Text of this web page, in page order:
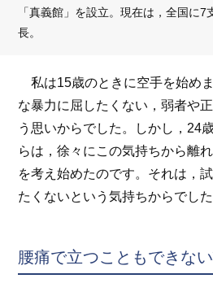
「真義館」を設立。現在は，全国に
長。
私は15歳のときに空手を始め
な暴力に屈したくない，弱者や
う思いからでした。しかし，24
らは，徐々にこの気持ちから離
を考え始めたのです。それは，
たくないという気持ちからでした
腰痛で立つこともできな